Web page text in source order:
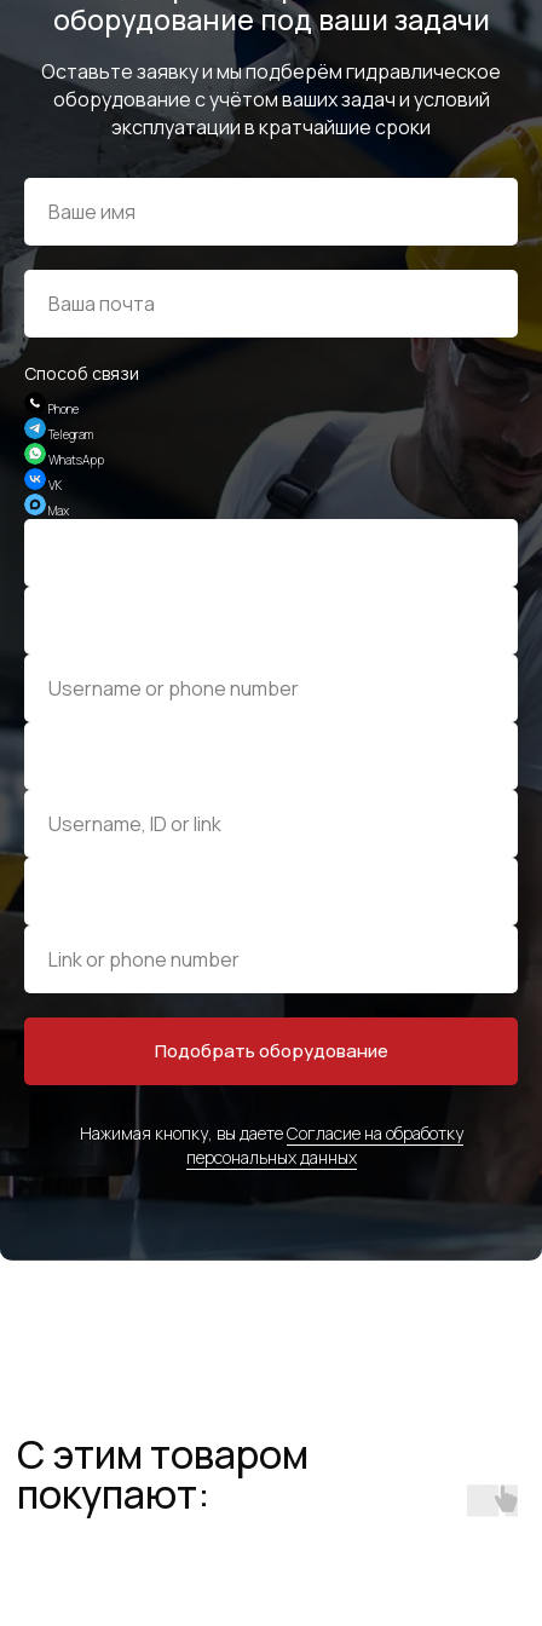
оборудование под ваши задачи
Оставьте заявку и мы подберём гидравлическое
оборудование с учётом ваших задач и условий
эксплуатации в кратчайшие сроки
Способ связи
Phone
Telegram
WhatsApp
VK
Max
Подобрать оборудование
Нажимая кнопку, вы даетеСогласие на обработку
персональных данных
Изготовление гидравлической трубы,
комплектующие
Промышленные рукава в сборе по чертежам
Станки для сборки РВД